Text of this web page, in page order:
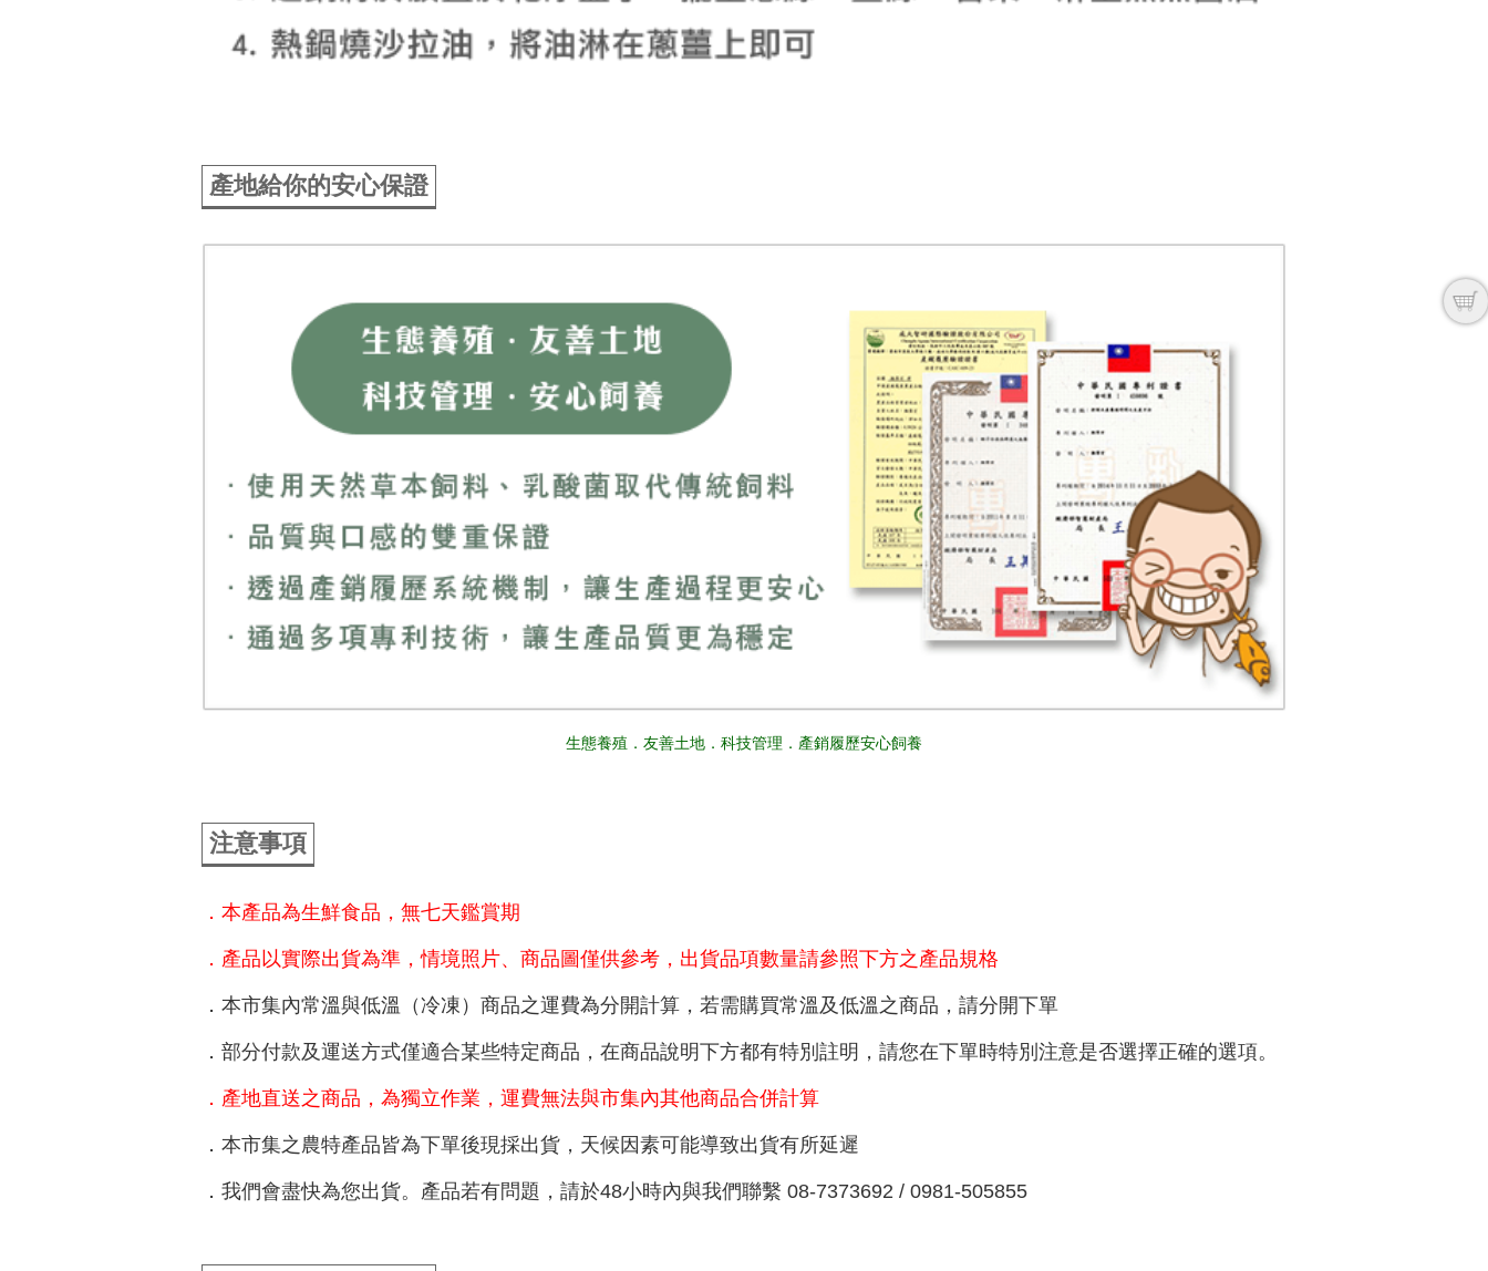
產地給你的安心保證
生態養殖．友善土地．科技管理．產銷履歷安心飼養
注意事項
．本產品為生鮮食品，無七天鑑賞期
．產品以實際出貨為準，情境照片、商品圖僅供參考，出貨品項數量請參照下方之產品規格
．本市集內常溫與低溫（冷凍）商品之運費為分開計算，若需購買常溫及低溫之商品，請分開下單
．部分付款及運送方式僅適合某些特定商品，在商品說明下方都有特別註明，請您在下單時特別注意是否選擇正確的選項。
．產地直送之商品，為獨立作業，運費無法與市集內其他商品合併計算
．本市集之農特產品皆為下單後現採出貨，天候因素可能導致出貨有所延遲
．我們會盡快為您出貨。產品若有問題，請於48小時內與我們聯繫 08-7373692 / 0981-505855